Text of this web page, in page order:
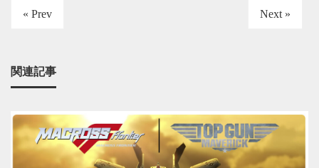
« Prev Next »
関連記事